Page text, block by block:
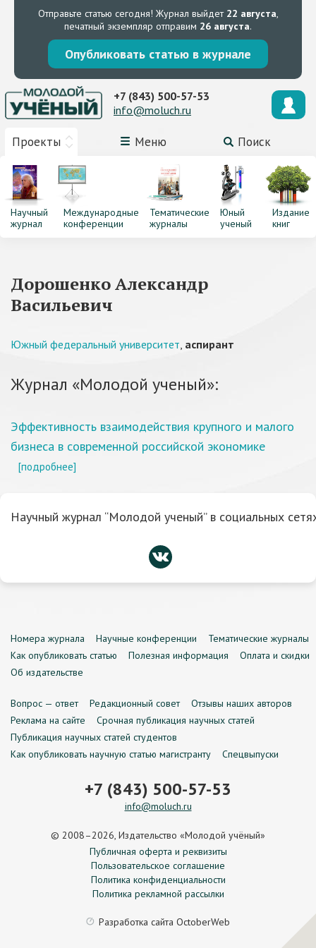
Отправьте статью сегодня! Журнал выйдет 22 августа,
печатный экземпляр отправим 26 августа.
Опубликовать статью в журнале
Проекты Меню Поиск
+7 (843) 500-57-53
info@moluch.ru
Научный
журнал
Международные
конференции
Тематические
журналы
Юный
ученый
Издание
книг
Дорошенко Александр
Васильевич
Южный федеральный университет, аспирант
Журнал «Молодой ученый»:
Эффективность взаимодействия крупного и малого
бизнеса в современной российской экономике
[подробнее]
Научный журнал “Молодой ученый” в социальных
Номера журнала Научные конференции
Тематические журналы
Как опубликовать статью
Полезная информация
Оплата и скидки
Об издательстве
Вопрос — ответ Редакционный совет
Отзывы наших авторов
Реклама на сайте
Срочная публикация научных статей
Публикация научных статей студентов
Как опубликовать научную статью магистранту
Спецвыпуски
+7 (843) 500-57-53
info@moluch.ru
© 2008–2026, Издательство «Молодой учёный»
Публичная оферта и реквизиты
Пользовательское соглашение
Политика конфиденциальности
Политика рекламной рассылки
Разработка сайта OctoberWeb